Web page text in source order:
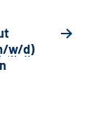
/w/d)